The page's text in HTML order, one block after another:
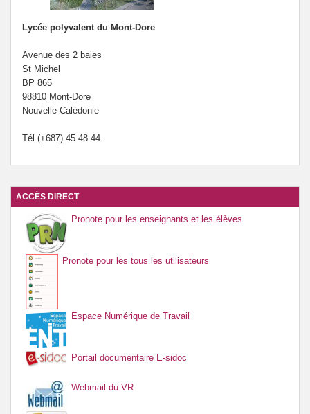
Lycée polyvalent du Mont-Dore
Avenue des 2 baies
St Michel
BP 865
98810 Mont-Dore
Nouvelle-Calédonie
Tél (+687) 45.48.44
ACCÈS DIRECT
Pronote pour les enseignants et les élèves
Pronote pour les tous les utilisateurs
Espace Numérique de Travail
Portail documentaire E-sidoc
Webmail du VR